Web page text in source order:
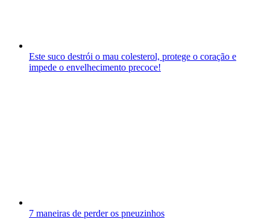
Este suco destrói o mau colesterol, protege o coração e
impede o envelhecimento precoce!
7 maneiras de perder os pneuzinhos